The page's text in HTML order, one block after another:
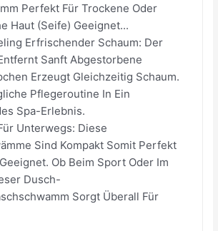
Perfekt Für Trockene Oder
Haut (Seife) Geeignet...
Erfrischender Schaum: Der
Sanft Abgestorbene
Erzeugt Gleichzeitig Schaum.
Pflegeroutine In Ein
Spa-Erlebnis.
Unterwegs: Diese
Sind Kompakt Somit Perfekt
Ob Beim Sport Oder Im
Dusch-
Sorgt Überall Für